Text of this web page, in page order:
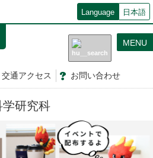
Language 日本語
交通アクセス お問い合わせ
MENU
研究科